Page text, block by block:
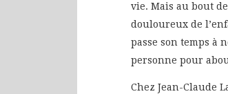
vie. Mais au bout
douloureux de
passe son temps à
personne pour
Chez Jean-Claude